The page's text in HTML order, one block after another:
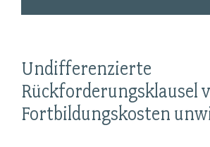
Undifferenzierte
Rückforderungsklausel
Fortbildungskosten